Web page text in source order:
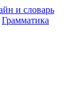
Грамматика